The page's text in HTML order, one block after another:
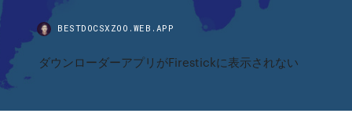
BESTDOCSXZOO.WEB.APP
ダウンローダーアプリがFirestickに表示されない